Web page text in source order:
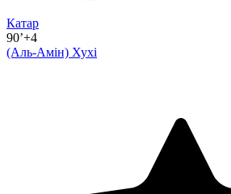
Катар
90’+4
(Аль-Амін) Хухі